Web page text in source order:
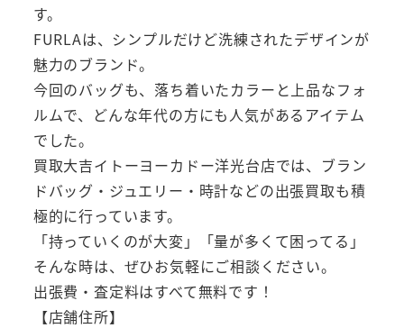
す。
FURLAは、シンプルだけど洗練されたデザインが
魅力のブランド。
今回のバッグも、落ち着いたカラーと上品なフォ
ルムで、どんな年代の方にも人気があるアイテム
でした。
買取大吉イトーヨーカドー洋光台店では、ブラン
ドバッグ・ジュエリー・時計などの出張買取も積
極的に行っています。
「持っていくのが大変」「量が多くて困ってる」
そんな時は、ぜひお気軽にご相談ください。
出張費・査定料はすべて無料です！
【店舗住所】